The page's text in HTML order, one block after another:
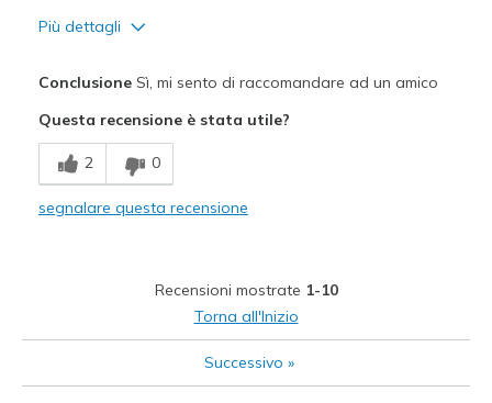
Più dettagli
Breathe Well
Comfortable
Going Out
Travel
ConclusioneSì, mi sento di raccomandare ad un amico
Questa recensione è stata utile?
2 0
segnalare questa recensione
Recensioni mostrate 1-10
Torna all'Inizio
Successivo »